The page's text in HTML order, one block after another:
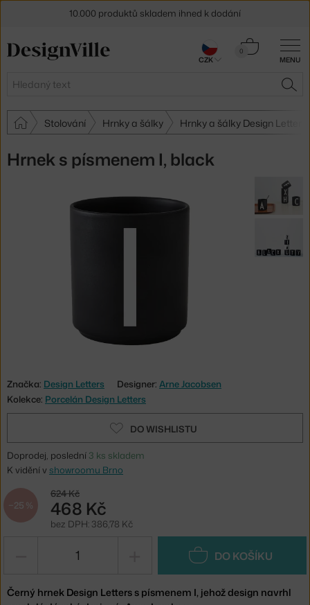
MENU
Hledat
0
Košík
Stolování Hrnky a šálky Hrnky a šálky Design Letters
Hrnek s písmenem I, black
Značka: Design Letters Designer: Arne Jacobsen
Kolekce: Porcelán Design Letters
DO WISHLISTU
Doprodej, poslední 3 ks skladem
K vidění v showroomu Brno
−25 %
624 Kč
468 Kč
bez DPH: 386,78 Kč
DO KOŠÍKU
Černý hrnek Design Letters s písmenem I, jehož design navrhl
10.000 produktů skladem ihned k dodání
Sleva 5 % pro odběratele
CZK